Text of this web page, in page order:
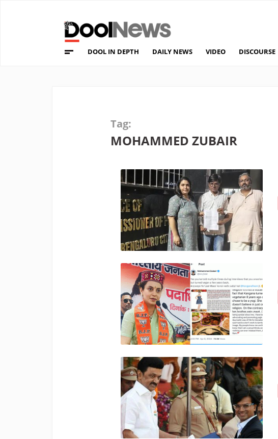
DOOL IN DEPTH DAILY NEWS VIDEO DISCOURSE
Tag:
MOHAMMED ZUBAIR